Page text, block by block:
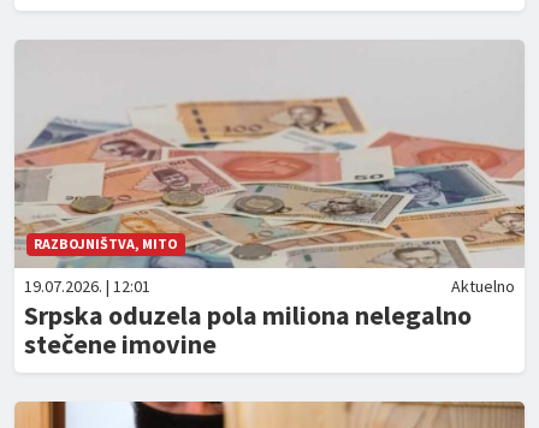
RAZBOJNIŠTVA, MITO
19.07.2026. | 12:01 Aktuelno
Srpska oduzela pola miliona nelegalno
stečene imovine